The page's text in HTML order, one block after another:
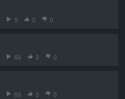
5 0 0
66 0 0
66 0 0